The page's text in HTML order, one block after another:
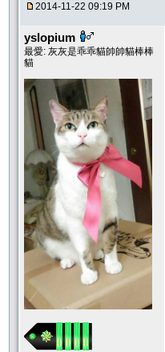
2014-11-22 09:19 PM
yslopium
最愛: 灰灰是乖乖貓帥帥貓棒棒
貓